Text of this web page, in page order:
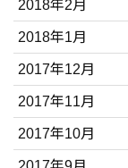
2018年2月
2018年1月
2017年12月
2017年11月
2017年10月